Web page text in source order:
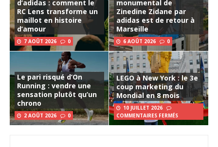
d’adidas : comment le
RC Lens transforme un
maillot en histoire
d’amour
7 AOÛT 2026 0
monumental de
Zinedine Zidane par
adidas est de retour à
Marseille
6 AOÛT 2026 0
Le pari risqué d’On
Running : vendre une
sensation plutôt qu’un
chrono
2 AOÛT 2026 0
LEGO à New York : le 3e
coup marketing du
Mondial en 8 mois
10 JUILLET 2026
COMMENTAIRES FERMÉS